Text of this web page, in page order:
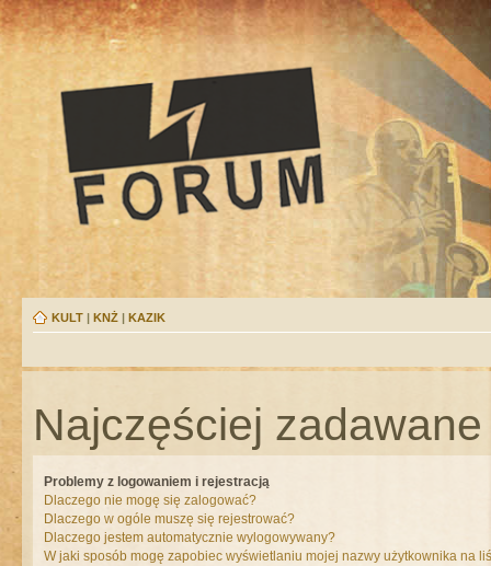
KULT | KNŻ | KAZIK
Najczęściej
Problemy z logowaniem i rejestracją
Dlaczego nie mogę się zalogować?
Dlaczego w ogóle muszę się rejestrować?
Dlaczego jestem automatycznie wylogowywany?
W jaki sposób mogę zapobiec wyświetlaniu mojej nazwy użytkownika na